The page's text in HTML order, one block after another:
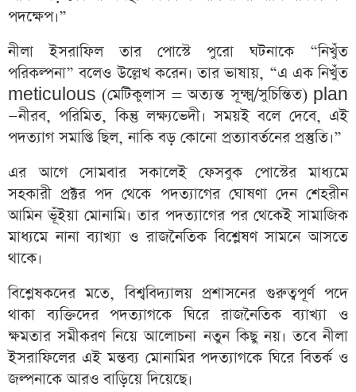
পদক্ষেপ।”
নীলা ইসরাফিল তার পোস্টে পুরো ঘটনাকে “নিখুঁত
পরিকল্পনা” বলেও উল্লেখ করেন। তার ভাষায়, “এ এক নিখুঁত
meticulous (মেটিকুলাস = অত্যন্ত সূক্ষ্ম/সুচিন্তিত) plan
—নীরব, পরিমিত, কিন্তু লক্ষ্যভেদী। সময়ই বলে দেবে, এই
পদত্যাগ সমাপ্তি ছিল, নাকি বড় কোনো প্রত্যাবর্তনের প্রস্তুতি।”
এর আগে সোমবার সকালেই ফেসবুক পোস্টের মাধ্যমে
সহকারী প্রক্টর পদ থেকে পদত্যাগের ঘোষণা দেন শেহরীন
আমিন ভূঁইয়া মোনামি। তার পদত্যাগের পর থেকেই সামাজিক
মাধ্যমে নানা ব্যাখ্যা ও রাজনৈতিক বিশ্লেষণ সামনে আসতে
থাকে।
বিশ্লেষকদের মতে, বিশ্ববিদ্যালয় প্রশাসনের গুরুত্বপূর্ণ পদে
থাকা ব্যক্তিদের পদত্যাগকে ঘিরে রাজনৈতিক ব্যাখ্যা ও
ক্ষমতার সমীকরণ নিয়ে আলোচনা নতুন কিছু নয়। তবে নীলা
ইসরাফিলের এই মন্তব্য মোনামির পদত্যাগকে ঘিরে বিতর্ক ও
জল্পনাকে আরও বাড়িয়ে দিয়েছে।